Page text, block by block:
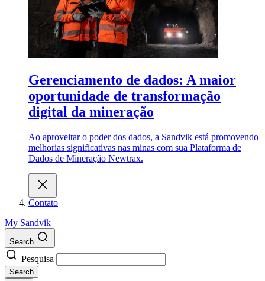
Gerenciamento de dados: A maior
oportunidade de transformação
digital da mineração
Ao aproveitar o poder dos dados, a Sandvik está promovendo
melhorias significativas nas minas com sua Plataforma de
Dados de Mineração Newtrax.
Contato
My Sandvik
Search
Pesquisa
Search